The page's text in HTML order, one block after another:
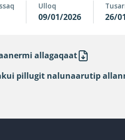
Ulloq
09/01/2026 26/
allagaqaat
pillugit nalunaarutip